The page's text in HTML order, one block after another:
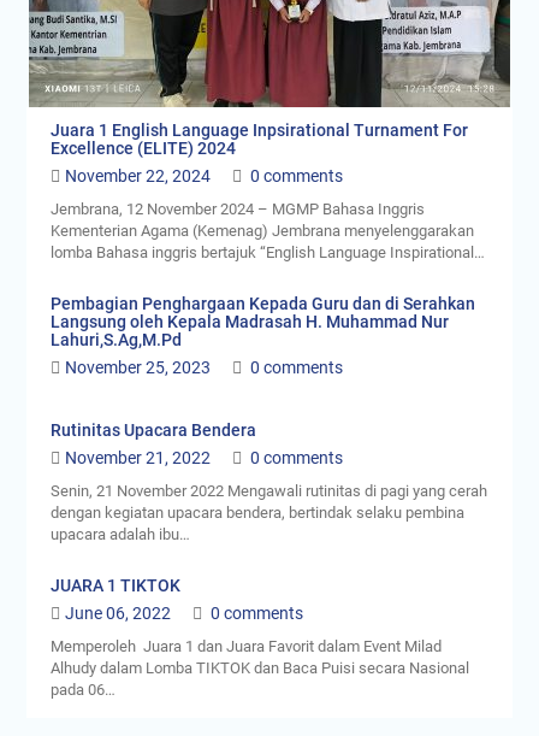
Juara 1 English Language Inpsirational Turnament For
Excellence (ELITE) 2024
November 22, 2024
0 comments
Jembrana, 12 November 2024 – MGMP Bahasa Inggris
Kementerian Agama (Kemenag) Jembrana menyelenggarakan
lomba Bahasa inggris bertajuk “English Language Inspirational…
Pembagian Penghargaan Kepada Guru dan di Serahkan
Langsung oleh Kepala Madrasah H. Muhammad Nur
Lahuri,S.Ag,M.Pd
November 25, 2023
0 comments
Rutinitas Upacara Bendera
November 21, 2022
0 comments
Senin, 21 November 2022 Mengawali rutinitas di pagi yang cerah
dengan kegiatan upacara bendera, bertindak selaku pembina
upacara adalah ibu…
JUARA 1 TIKTOK
June 06, 2022
0 comments
Memperoleh Juara 1 dan Juara Favorit dalam Event Milad
Alhudy dalam Lomba TIKTOK dan Baca Puisi secara Nasional
pada 06…